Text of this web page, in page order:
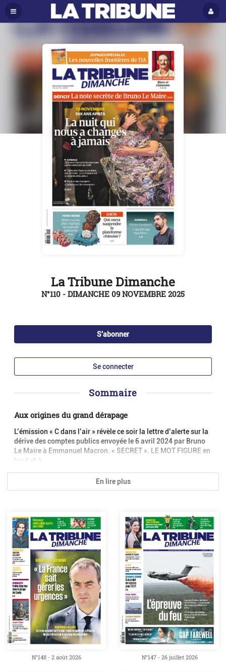
La Tribune Dimanche
N°110 - DIMANCHE 09 NOVEMBRE 2025
S'abonner
Se connecter
Sommaire
Aux origines du grand dérapage
L’émission « C dans l’air » révèle ce soir la lettre d’alerte sur la
dérive des comptes publics envoyée le 6 avril 2024 par Bruno
Le Maire à Emmanuel Macron. « SECRET ». LE MOT FIGURE en
haut et à...
En lire plus
N°148 - 2 août 2026 N°147 - 26 juillet 2026